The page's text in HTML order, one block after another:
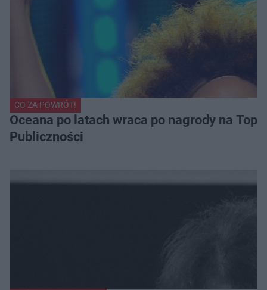
CO ZA POWRÓT!
Oceana po latach wraca po nagrody na Top
Publiczności